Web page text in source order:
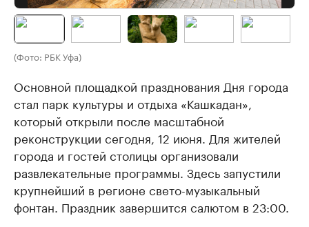
(Фото: РБК Уфа)
Основной площадкой празднования Дня города
стал парк культуры и отдыха «Кашкадан»,
который открыли после масштабной
реконструкции сегодня, 12 июня. Для жителей
города и гостей столицы организовали
развлекательные программы. Здесь запустили
крупнейший в регионе свето-музыкальный
фонтан. Праздник завершится салютом в 23:00.